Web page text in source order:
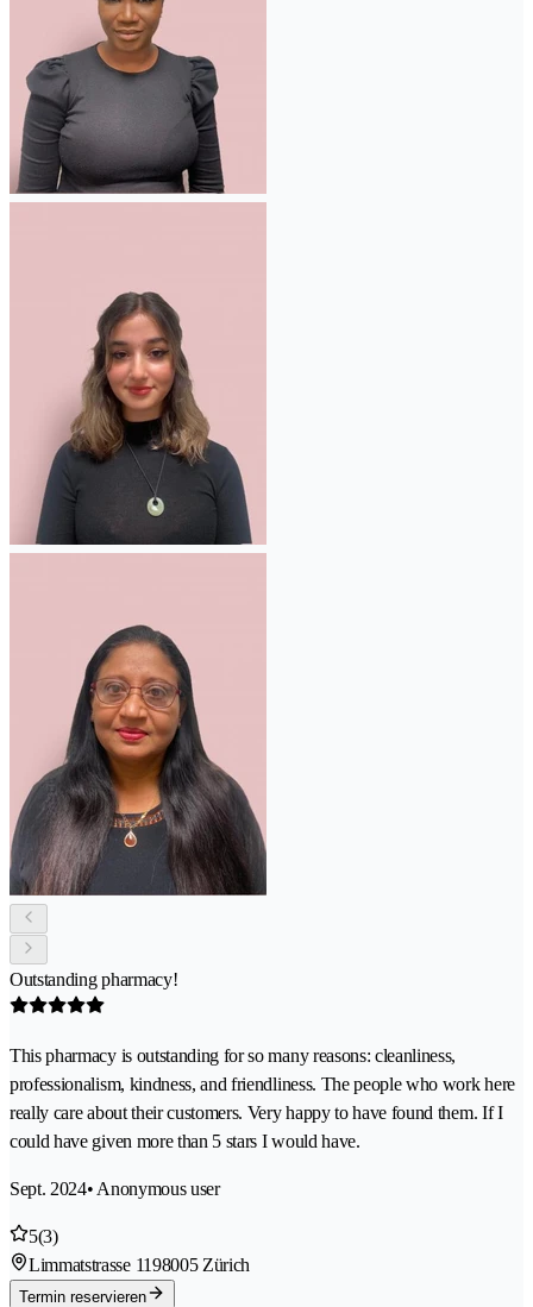
Outstanding pharmacy!
This pharmacy is outstanding for so many reasons: cleanliness,
professionalism, kindness, and friendliness. The people who work here
really care about their customers. Very happy to have found them. If I
could have given more than 5 stars I would have.
Sept. 2024• Anonymous user
5(3)
Limmatstrasse 1198005 Zürich
Termin reservieren